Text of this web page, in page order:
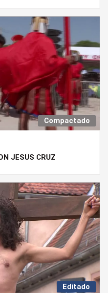
Compactado
JESUS CRUZ
Editado